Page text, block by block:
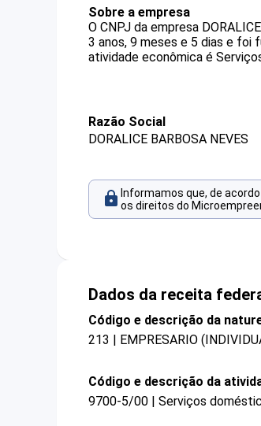
Sobre a empresa
O CNPJ da empresa
3 anos, 9 meses e 5 dias e foi
atividade econômica é
Razão Social
DORALICE BARBOSA NEVES
Informamos que, de
os direitos do
Dados da receita
Código e descrição da
213 | EMPRESARIO
Código e descrição da
9700-5/00 | Serviços